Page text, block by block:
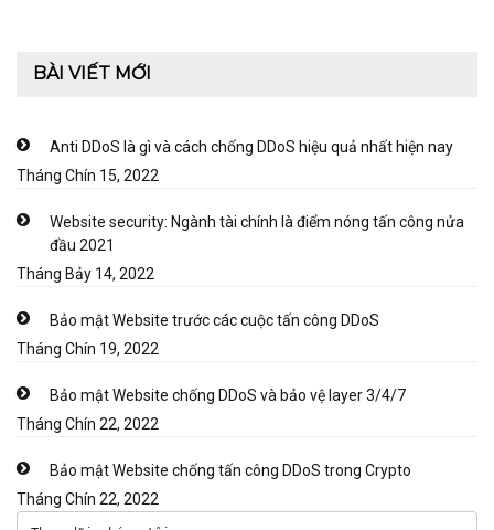
BÀI VIẾT MỚI
Anti DDoS là gì và cách chống DDoS hiệu quả nhất hiện nay
Tháng Chín 15, 2022
Website security: Ngành tài chính là điểm nóng tấn công nửa
đầu 2021
Tháng Bảy 14, 2022
Bảo mật Website trước các cuộc tấn công DDoS
Tháng Chín 19, 2022
Bảo mật Website chống DDoS và bảo vệ layer 3/4/7
Tháng Chín 22, 2022
Bảo mật Website chống tấn công DDoS trong Crypto
Tháng Chín 22, 2022